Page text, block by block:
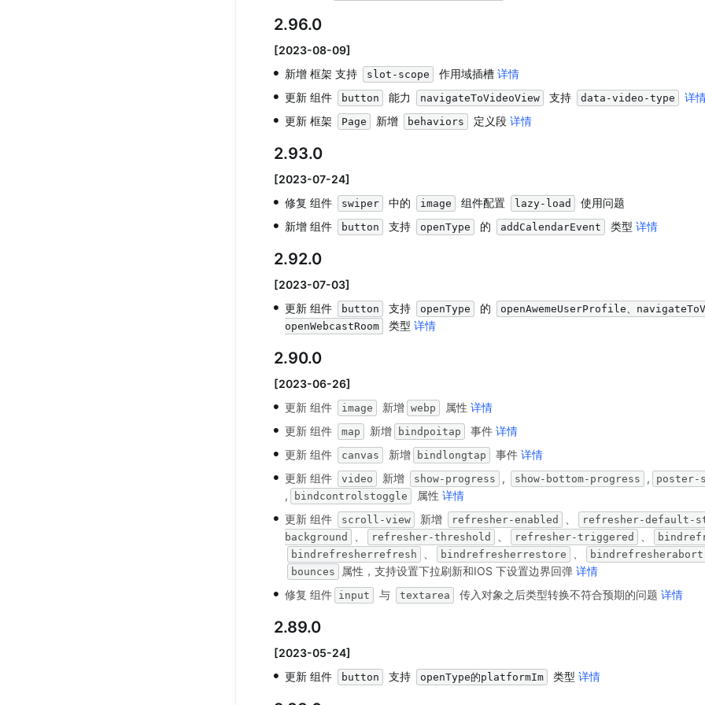
2.96.0
[2023-08-09]
• 新增 框架 支持 slot-scope 作用域插槽 详情
• 更新 组件 button 能力 navigateToVideoView 支持 data-video-type 详
• 更新 框架 Page 新增 behaviors 定义段 详情
2.93.0
[2023-07-24]
• 修复 组件 swiper 中的 image 组件配置 lazy-load 使用问题
• 新增 组件 button 支持 openType 的 addCalendarEvent 类型 详情
2.92.0
[2023-07-03]
• 更新 组件 button 支持 openType 的
openAwemeUserProfile、
openWebcastRoom
类型 详情
2.90.0
[2023-06-26]
• 更新 组件 image 新增 webp 属性 详情
• 更新 组件 map 新增 bindpoitap 事件 详情
• 更新 组件 canvas 新增 bindlongtap 事件 详情
• 更新 组件 video 新增 show-progress , show-bottom-progress , poster-
, bindcontrolstoggle 属性 详情
• 更新 组件 scroll-view 新增 refresher-enabled refresher-default-
background
refresher-threshold refresher-triggered
bindrefresherrefresh bindrefresherrestore bindrefresherabort
bounces 属性，支持设置下拉刷新和IOS 下设置边界回弹 详情
• 修复 组件 input 与 textarea 传入对象之后类型转换不符合预期的问题 详情
2.89.0
[2023-05-24]
• 更新 组件 button 支持 openType的platformIm 类型 详情